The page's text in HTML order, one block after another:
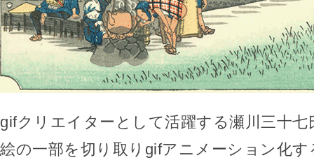
gifクリエイターとして活躍する瀬川三十七
絵の一部を切り取りgifアニメーション化